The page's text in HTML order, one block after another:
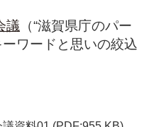
議 （“滋賀県庁のパー
ワードと思いの絞込